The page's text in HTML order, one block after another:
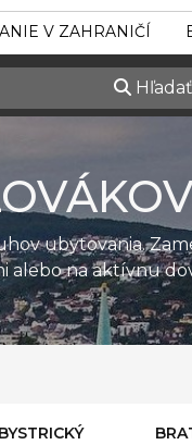
V ZAHRANIČÍ
Hľadať
ubytovania.
alebo na aktívnu